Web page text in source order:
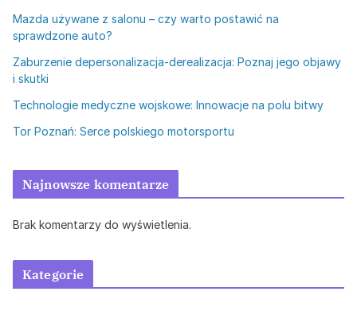
Mazda używane z salonu – czy warto postawić na
sprawdzone auto?
Zaburzenie depersonalizacja-derealizacja: Poznaj jego objawy
i skutki
Technologie medyczne wojskowe: Innowacje na polu bitwy
Tor Poznań: Serce polskiego motorsportu
Najnowsze komentarze
Brak komentarzy do wyświetlenia.
Kategorie